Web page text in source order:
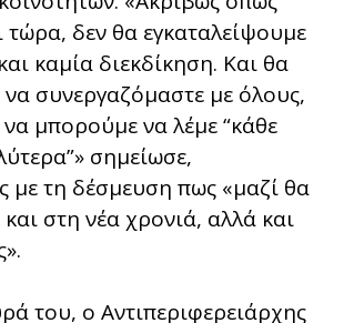
τώρα, δεν θα εγκαταλείψουμε
καμία διεκδίκηση. Και θα
συνεργαζόμαστε με όλους,
μπορούμε να λέμε “κάθε
σημείωσε,
με τη δέσμευση πως «μαζί θα
στη νέα χρονιά, αλλά και
του, ο Αντιπεριφερειάρχης